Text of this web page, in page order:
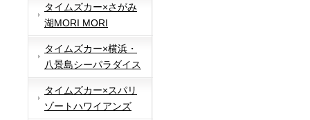
タイムズカー×さがみ
湖MORI MORI
タイムズカー×横浜・
八景島シーパラダイス
タイムズカー×スパリ
ゾートハワイアンズ